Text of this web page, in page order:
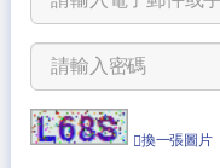
換一張圖片